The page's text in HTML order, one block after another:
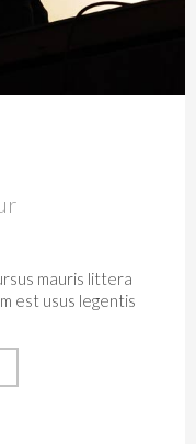
mauris littera
est usus legentis